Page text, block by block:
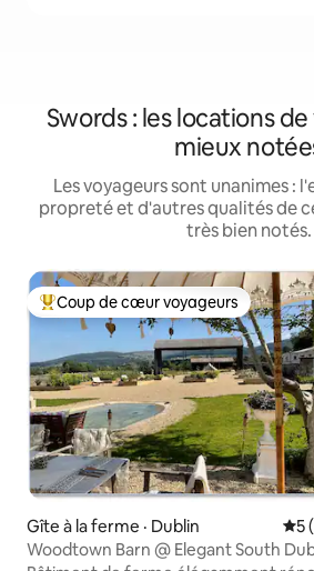
Swords : les locations
mieux
Les voyageurs sont unanimes :
propreté et d'autres qualités de
très bien notés.
Coup de cœur voyageurs parmi les
Coup de cœur voyageurs
Gîte à la ferme · Dublin
5
Woodtown Barn @ Elegant South